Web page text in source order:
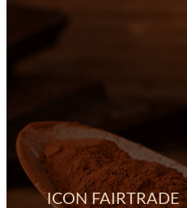
ICON FAIRTRADE